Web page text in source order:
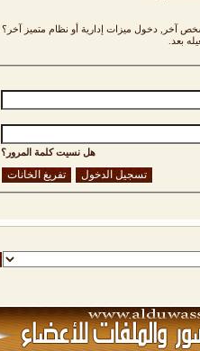
آخر, دخول ميزات إدارية أو نظام متميز آخر؟
بعد.
هل نسيت كلمة المرور؟